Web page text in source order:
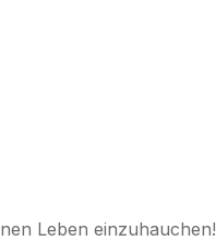
Leben einzuhauchen!